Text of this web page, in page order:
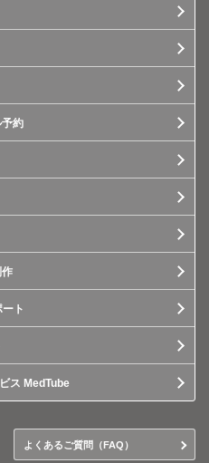
約
ト
ス MedTube
よくあるご質問（FAQ）